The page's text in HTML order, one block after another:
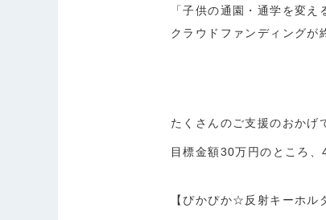
「子供の通園・通学を変
クラウドファンディングが
たくさんのご支援のおかげ
目標金額30万円のところ、
【ぴかぴか☆反射キーホル